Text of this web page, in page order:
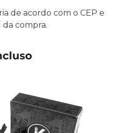
de acordo com o CEP e
compra.